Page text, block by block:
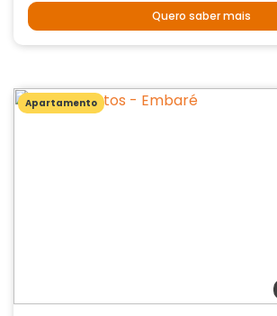
Quero saber mais
Apartamento